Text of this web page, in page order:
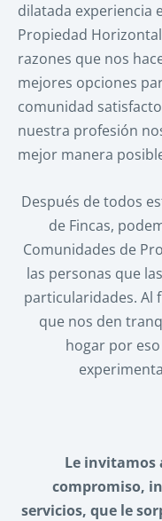
dilatada experiencia
Propiedad
razones que nos
mejores opciones
comunidad
nuestra profesión
mejor manera
Después de todos
de Fincas,
Comunidades de
las personas que
particularidades. Al
que nos den
hogar por eso
Le invitamos
compromiso,
servicios, que le